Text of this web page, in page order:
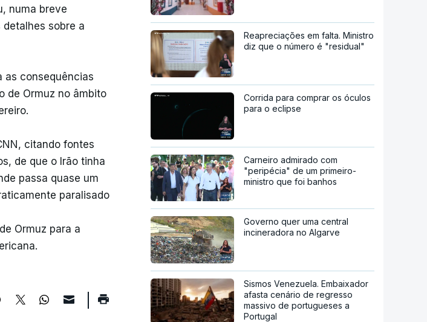
numa breve
sobre a
as consequências
de Ormuz no âmbito
citando fontes
de que o Irão tinha
passa quase um
paralisado
Ormuz para a
Reapreciações em falta. Ministro
diz que o número é "residual"
Corrida para comprar os óculos
para o eclipse
Carneiro admirado com
"peripécia" de um primeiro-
ministro que foi banhos
Governo quer uma central
incineradora no Algarve
Sismos Venezuela. Embaixador
afasta cenário de regresso
massivo de portugueses a
Portugal